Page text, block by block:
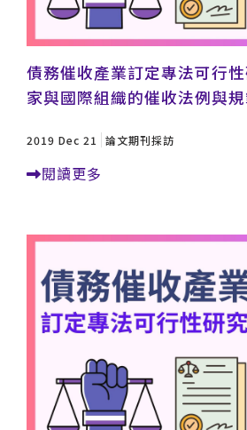
債務催收產業訂定專法可行
家與國際組織的催收法例與
2019 Dec 21 論文期刊採訪
閱讀更多